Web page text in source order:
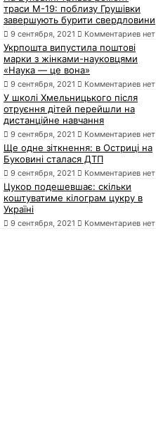
траси М-19: поблизу Грушівки
завершують бурити свердловини
9 сентября, 2021 Комментариев нет
Укрпошта випустила поштові
марки з жінками-науковцями
«Наука — це вона»
9 сентября, 2021 Комментариев нет
У школі Хмельницького після
отруєння дітей перейшли на
дистанційне навчання
9 сентября, 2021 Комментариев нет
Ще одне зіткнення: в Остриці на
Буковині сталася ДТП
9 сентября, 2021 Комментариев нет
Цукор подешевшає: скільки
коштуватиме кілограм цукру в
Україні
9 сентября, 2021 Комментариев нет